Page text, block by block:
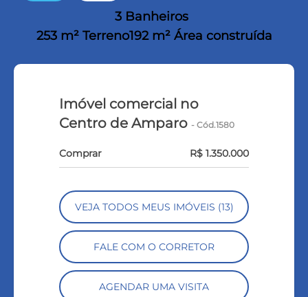
3 Banheiros
253 m² Terreno192 m² Área construída
Imóvel comercial no
Centro de Amparo- Cód.1580
Comprar R$ 1.350.000
VEJA TODOS MEUS IMÓVEIS (13)
FALE COM O CORRETOR
AGENDAR UMA VISITA